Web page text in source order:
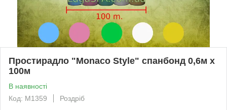
Простирадло "Monaco Style" спанбонд 0,6м х
100м
В наявності
Код: M1359
Роздріб